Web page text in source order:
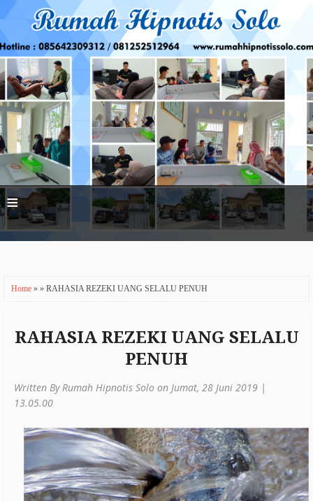
≡
Home » » RAHASIA REZEKI UANG SELALU PENUH
RAHASIA REZEKI UANG SELALU
PENUH
Written By Rumah Hipnotis Solo on Jumat, 28 Juni 2019 |
13.05.00